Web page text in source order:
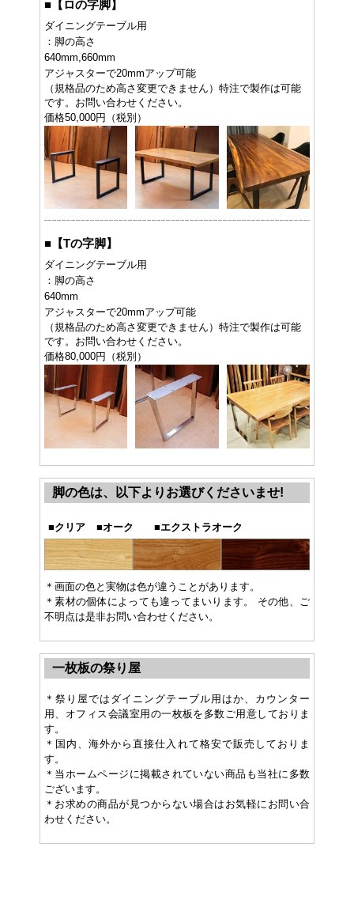
■ 【ロの字脚】
ダイニングテーブル用
：脚の高さ
640mm,660mm
アジャスターで20mmアップ可能
（規格品のため高さ変更できません）特注で製作は可能
です。お問い合わせください。
価格50,000円（税別）
■ 【Tの字脚】
ダイニングテーブル用
：脚の高さ
640mm
アジャスターで20mmアップ可能
（規格品のため高さ変更できません）特注で製作は可能
です。お問い合わせください。
価格80,000円（税別）
脚の色は、以下よりお選びくださいませ!
■クリア ■オーク ■エクストラオーク
＊画面の色と実物は色が違うことがあります。
＊素材の個体によっても違ってまいります。 その他、ご
不明点は是非お問い合わせください。
一枚板の祭り屋
＊祭り屋ではダイニングテーブル用はか、カウンター
用、オフィス会議室用の一枚板を多数ご用意しておりま
す。
＊国内、海外から直接仕入れて格安で販売しておりま
す。
＊当ホームページに掲載されていない商品も当社に多数
ございます。
＊お求めの商品が見つからない場合はお気軽にお問い合
わせください。